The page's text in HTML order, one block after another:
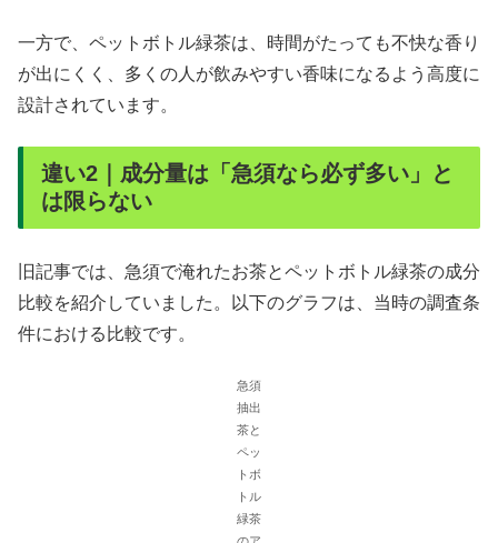
一方で、ペットボトル緑茶は、時間がたっても不快な香り
が出にくく、多くの人が飲みやすい香味になるよう高度に
設計されています。
違い2｜成分量は「急須なら必ず多い」と
は限らない
旧記事では、急須で淹れたお茶とペットボトル緑茶の成分
比較を紹介していました。以下のグラフは、当時の調査条
件における比較です。
急須
抽出
茶と
ペッ
トボ
トル
緑茶